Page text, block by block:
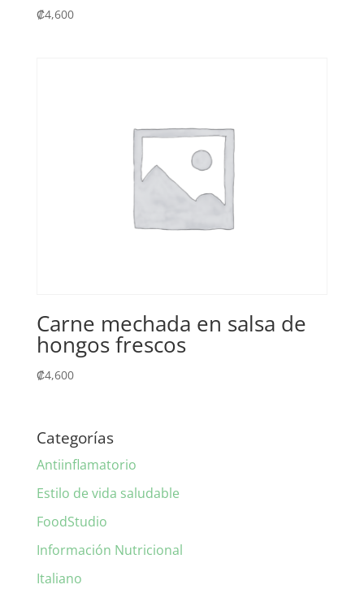
₡4,600
Carne mechada en salsa de
hongos frescos
₡4,600
Categorías
Antiinflamatorio
Estilo de vida saludable
FoodStudio
Información Nutricional
Italiano